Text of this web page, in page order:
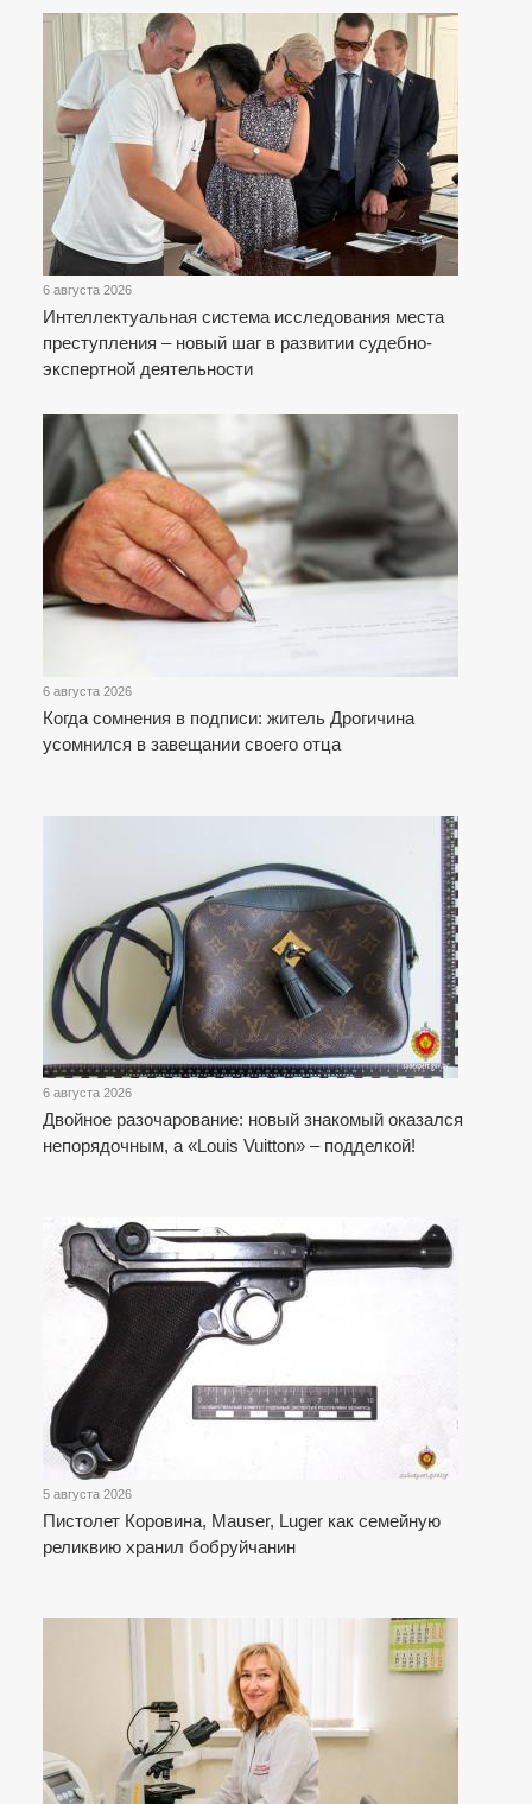
6 августа 2026
Интеллектуальная система исследования места
преступления – новый шаг в развитии судебно-
экспертной деятельности
6 августа 2026
Когда сомнения в подписи: житель Дрогичина
усомнился в завещании своего отца
6 августа 2026
Двойное разочарование: новый знакомый оказался
непорядочным, а «Louis Vuitton» – подделкой!
5 августа 2026
Пистолет Коровина, Mauser, Luger как семейную
реликвию хранил бобруйчанин